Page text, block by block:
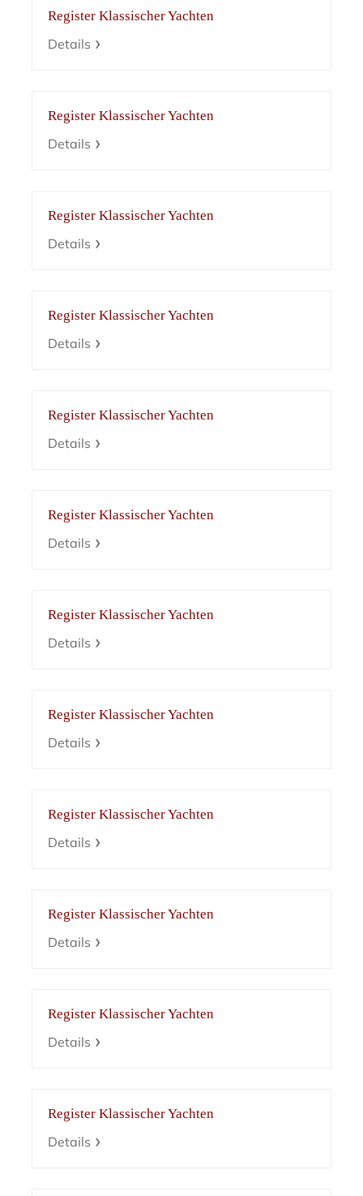
Register Klassischer Yachten
Details
Register Klassischer Yachten
Details
Register Klassischer Yachten
Details
Register Klassischer Yachten
Details
Register Klassischer Yachten
Details
Register Klassischer Yachten
Details
Register Klassischer Yachten
Details
Register Klassischer Yachten
Details
Register Klassischer Yachten
Details
Register Klassischer Yachten
Details
Register Klassischer Yachten
Details
Register Klassischer Yachten
Details